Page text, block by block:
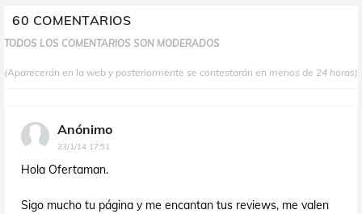
60 COMENTARIOS
TODOS LOS COMENTARIOS SON MODERADOS
(Aparecerán en la web y posteriormente se contestarán en menos de 24 horas)
Anónimo
23/1/14 17:51
Hola Ofertaman.
Sigo mucho tu página y me encantan tus reviews, me valen